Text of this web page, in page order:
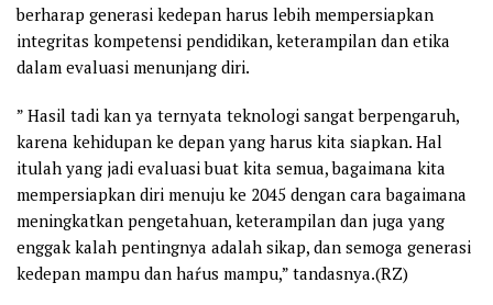
berharap generasi kedepan harus lebih mempersiapkan
integritas kompetensi pendidikan, keterampilan dan etika
dalam evaluasi menunjang diri.
” Hasil tadi kan ya ternyata teknologi sangat berpengaruh,
karena kehidupan ke depan yang harus kita siapkan. Hal
itulah yang jadi evaluasi buat kita semua, bagaimana kita
mempersiapkan diri menuju ke 2045 dengan cara bagaimana
meningkatkan pengetahuan, keterampilan dan juga yang
enggak kalah pentingnya adalah sikap, dan semoga generasi
kedepan mampu dan haŕus mampu,” tandasnya.(RZ)